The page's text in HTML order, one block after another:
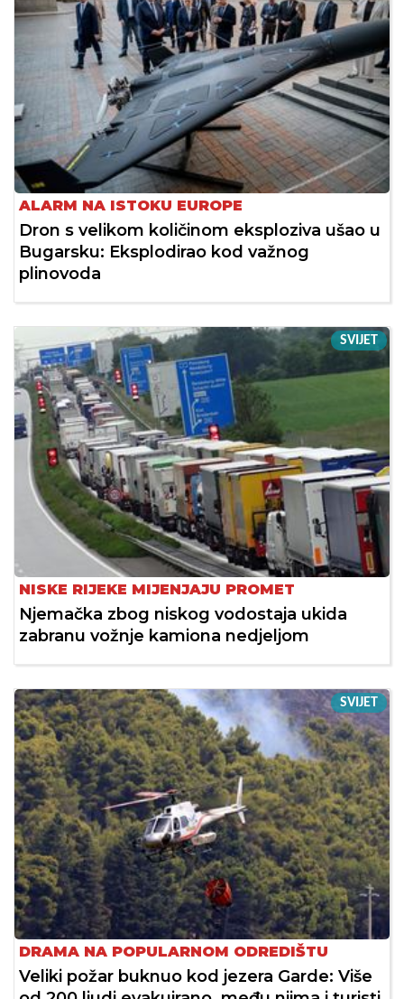
ALARM NA ISTOKU EUROPE
Dron s velikom količinom eksploziva ušao u
Bugarsku: Eksplodirao kod važnog
plinovoda
SVIJET
NISKE RIJEKE MIJENJAJU PROMET
Njemačka zbog niskog vodostaja ukida
zabranu vožnje kamiona nedjeljom
SVIJET
DRAMA NA POPULARNOM ODREDIŠTU
Veliki požar buknuo kod jezera Garde: Više